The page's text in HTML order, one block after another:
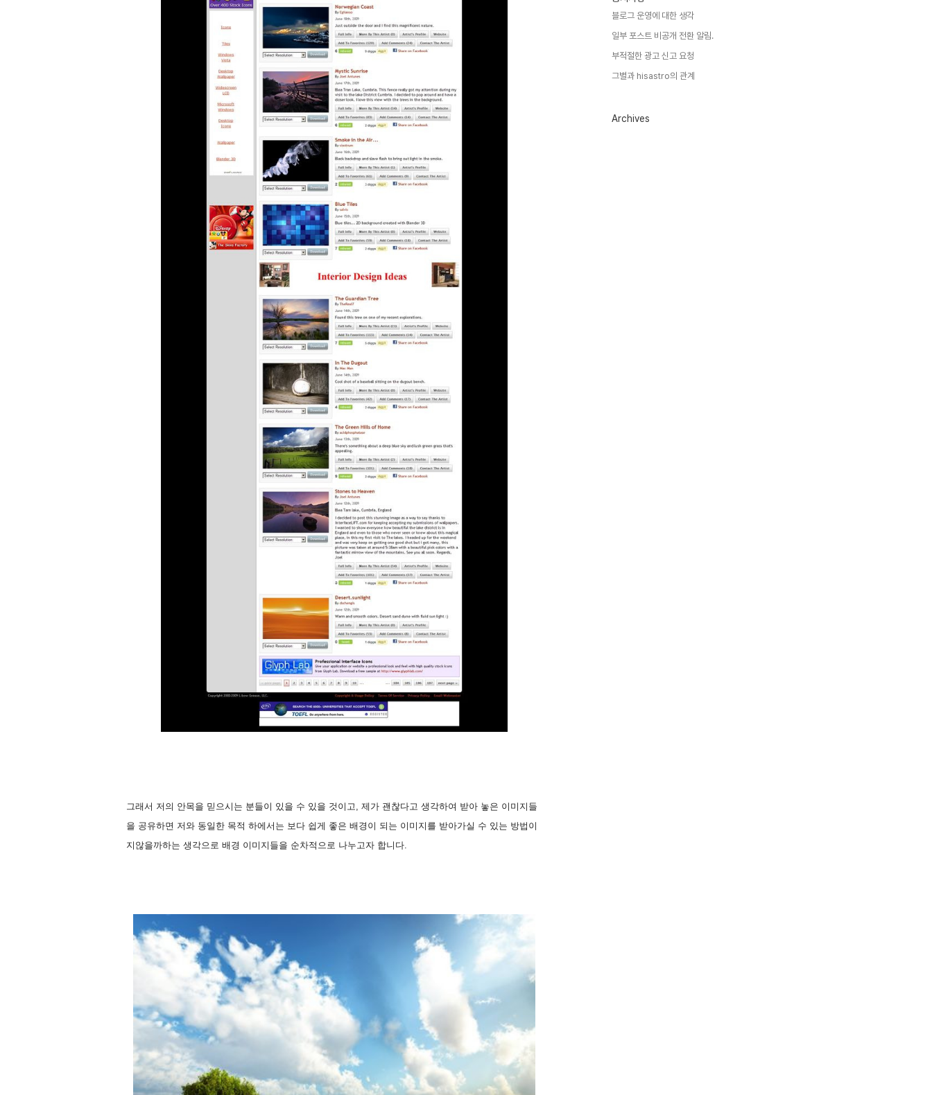
그래서 저의 안목을 믿으시는 분들이 있을 수 있을 것이고, 제가 괜찮다고 생각하여 받아 놓은 이미지들
을 공유하면 저와 동일한 목적 하에서는 보다 쉽게 좋은 배경이 되는 이미지를 받아가실 수 있는 방법이
지않을까하는 생각으로 배경 이미지들을 순차적으로 나누고자 합니다.
블로그 운영에 대한 생각
일부 포스트 비공개 전환 알림.
부적절한 광고 신고 요청
그별과 hisastro의 관계
Archives